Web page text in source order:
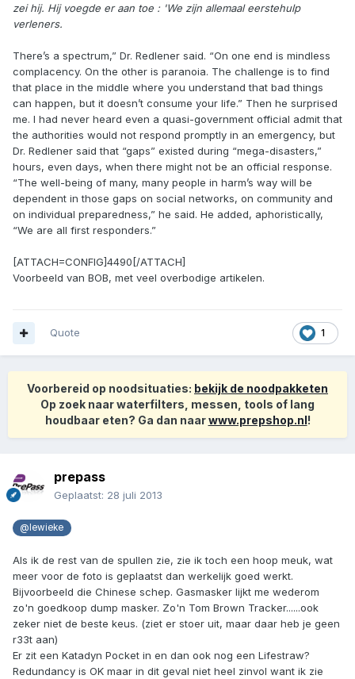
zei hij. Hij voegde er aan toe : 'We zijn allemaal eerstehulp
verleners.
There’s a spectrum,” Dr. Redlener said. “On one end is mindless
complacency. On the other is paranoia. The challenge is to find
that place in the middle where you understand that bad things
can happen, but it doesn’t consume your life.” Then he surprised
me. I had never heard even a quasi-government official admit that
the authorities would not respond promptly in an emergency, but
Dr. Redlener said that “gaps” existed during “mega-disasters,”
hours, even days, when there might not be an official response.
“The well-being of many, many people in harm’s way will be
dependent in those gaps on social networks, on community and
on individual preparedness,” he said. He added, aphoristically,
“We are all first responders.”
[ATTACH=CONFIG]4490[/ATTACH]
Voorbeeld van BOB, met veel overbodige artikelen.
1
Quote
Voorbereid op noodsituaties: bekijk de noodpakketen
Op zoek naar waterfilters, messen, tools of lang
houdbaar eten? Ga dan naarwww.prepshop.nl!
prepass
Geplaatst: 28 juli 2013
@lewieke
Als ik de rest van de spullen zie, zie ik toch een hoop meuk, wat
meer voor de foto is geplaatst dan werkelijk goed werkt.
Bijvoorbeeld die Chinese schep. Gasmasker lijkt me wederom
zo'n goedkoop dump masker. Zo'n Tom Brown Tracker......ook
zeker niet de beste keus. (ziet er stoer uit, maar daar heb je geen
r33t aan)
Er zit een Katadyn Pocket in en dan ook nog een Lifestraw?
Redundancy is OK maar in dit geval niet heel zinvol want ik zie